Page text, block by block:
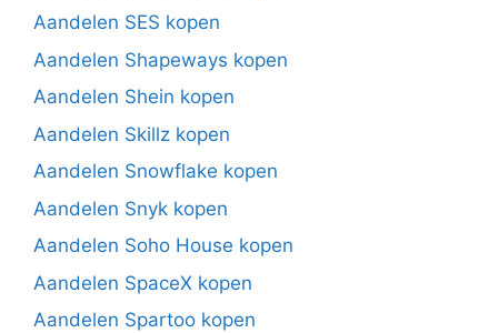
Aandelen SES kopen
Aandelen Shapeways kopen
Aandelen Shein kopen
Aandelen Skillz kopen
Aandelen Snowflake kopen
Aandelen Snyk kopen
Aandelen Soho House kopen
Aandelen SpaceX kopen
Aandelen Spartoo kopen